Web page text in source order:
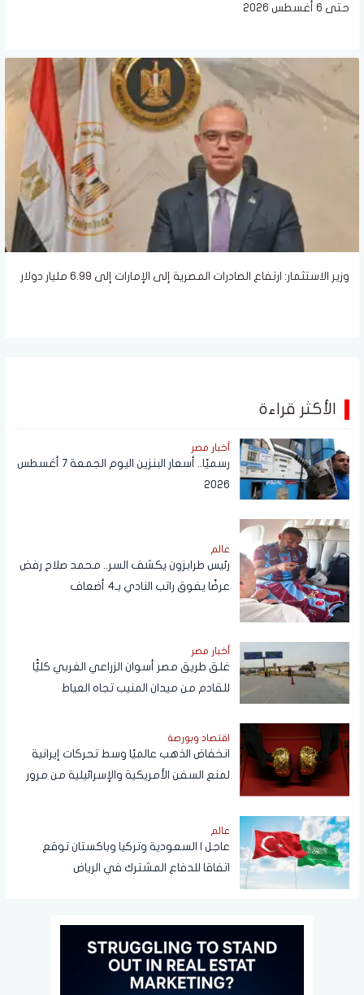
حتى 6 أغسطس 2026
وزير الاستثمار: ارتفاع الصادرات المصرية إلى الإمارات إلى 6.99 مليار دولار
الأكثر قراءة
أخبار مصر
رسميًا.. أسعار البنزين اليوم الجمعة 7 أغسطس
2026
عالم
رئيس طرابزون يكشف السر.. محمد صلاح رفض
عرضًا يفوق راتب النادي بـ4 أضعاف
أخبار مصر
غلق طريق مصر أسوان الزراعي الغربي كليًّا
للقادم من ميدان المنيب تجاه العياط
اقتصاد وبورصة
انخفاض الذهب عالميًا وسط تحركات إيرانية
لمنع السفن الأمريكية والإسرائيلية من مرور
عالم
عاجل | السعودية وتركيا وباكستان توقع
اتفاقا للدفاع المشترك في الرياض